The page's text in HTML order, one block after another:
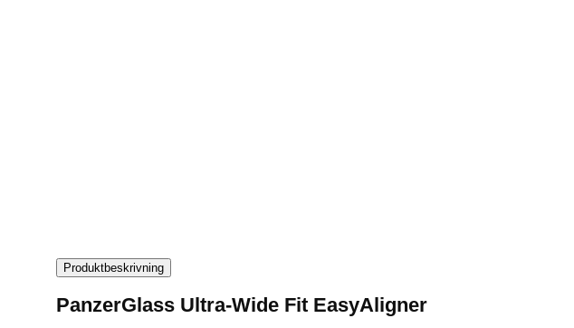
Produktbeskrivning
PanzerGlass Ultra-Wide Fit EasyAligner